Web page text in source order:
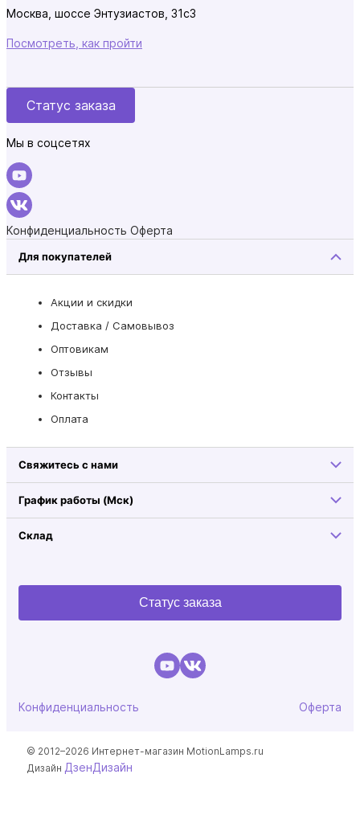
Москва, шоссе Энтузиастов, 31с3
Посмотреть, как пройти
Статус заказа
Мы в соцсетях
Конфиденциальность Оферта
Для покупателей
Акции и скидки
Доставка / Самовывоз
Оптовикам
Отзывы
Контакты
Оплата
Свяжитесь с нами
График работы (Мск)
Склад
Статус заказа
Конфиденциальность Оферта
© 2012–2026 Интернет-магазин MotionLamps.ru
Дизайн ДзенДизайн